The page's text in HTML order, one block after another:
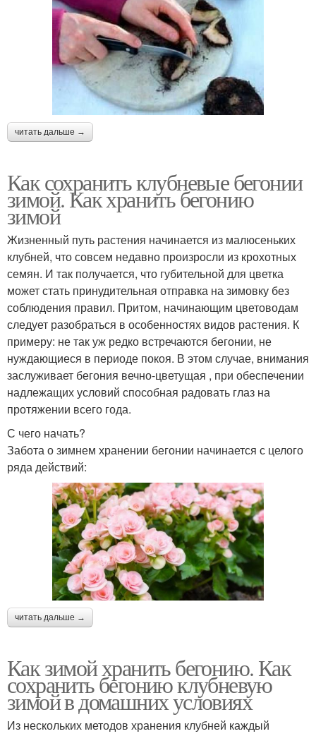
читать дальше →
Как сохранить клубневые бегонии
зимой. Как хранить бегонию
зимой
Жизненный путь растения начинается из малюсеньких
клубней, что совсем недавно произросли из крохотных
семян. И так получается, что губительной для цветка
может стать принудительная отправка на зимовку без
соблюдения правил. Притом, начинающим цветоводам
следует разобраться в особенностях видов растения. К
примеру: не так уж редко встречаются бегонии, не
нуждающиеся в периоде покоя. В этом случае, внимания
заслуживает бегония вечно-цветущая , при обеспечении
надлежащих условий способная радовать глаз на
протяжении всего года.
С чего начать?
Забота о зимнем хранении бегонии начинается с целого
ряда действий:
читать дальше →
Как зимой хранить бегонию. Как
сохранить бегонию клубневую
зимой в домашних условиях
Из нескольких методов хранения клубней каждый